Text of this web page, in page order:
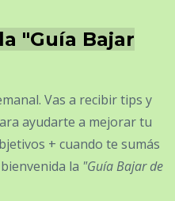
"Guía Bajar
Vas a recibir tips y
ayudarte a mejorar tu
+ cuando te sumás
la "Guía Bajar de